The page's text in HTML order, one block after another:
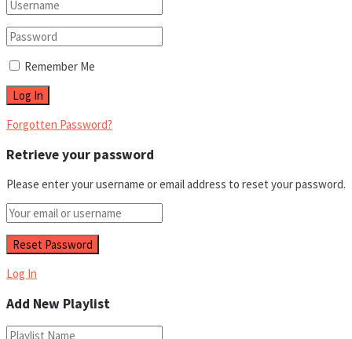
Remember Me
Forgotten Password?
Retrieve your password
Please enter your username or email address to reset your password.
Log In
Add New Playlist